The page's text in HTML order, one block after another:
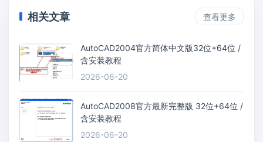
相关文章 查看更多
AutoCAD2004官方简体中文版32位+64位 /
含安装教程
2026-06-20
AutoCAD2008官方最新完整版 32位+64位 /
含安装教程
2026-06-20